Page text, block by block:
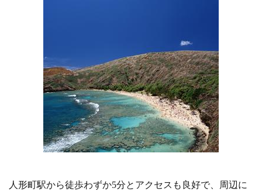
人形町駅から徒歩わずか5分とアクセスも良好で、周辺に